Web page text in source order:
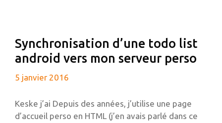
Synchronisation d’une todo list
android vers mon serveur perso
5 janvier 2016
Keske j’ai Depuis des années, j’utilise une page
d’accueil perso en HTML (j’en avais parlé dans ce